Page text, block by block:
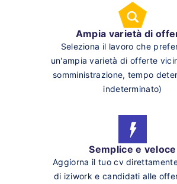
Ampia varietà di
Seleziona il lavoro che
un'ampia varietà di offerte
somministrazione, tempo
indeterminato)
Semplice e veloce
Aggiorna il tuo cv
di iziwork e candidati alle